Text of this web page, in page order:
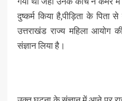
दुष्कर्म किया है,पीड़िता के पिता
उत्तराखंड राज्य महिला आयोग
संज्ञान लिया है।